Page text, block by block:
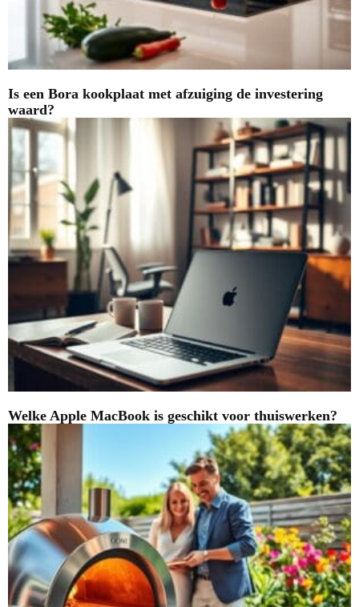
Is een Bora kookplaat met afzuiging de investering
waard?
Welke Apple MacBook is geschikt voor thuiswerken?